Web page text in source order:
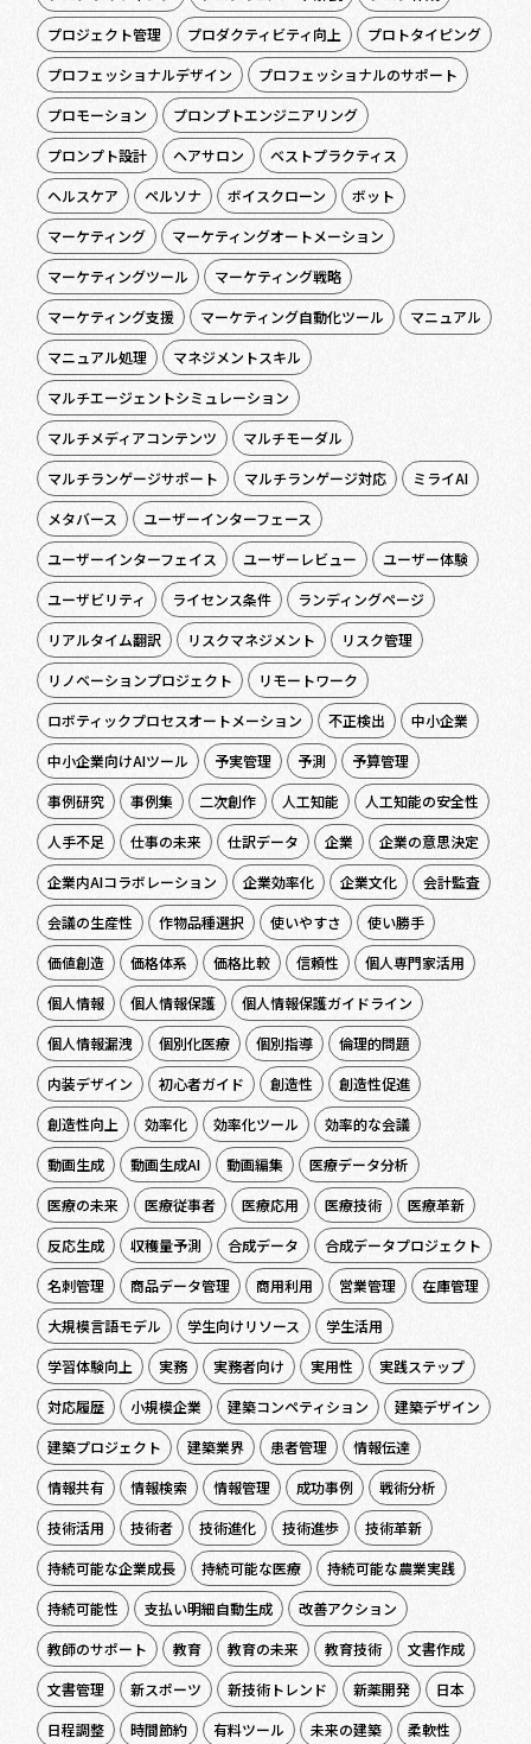
プロジェクト管理
プロダクティビティ向上
プロトタイピング
プロフェッショナルデザイン
プロフェッショナルのサポート
プロモーション
プロンプトエンジニアリング
プロンプト設計
ヘアサロン
ベストプラクティス
ヘルスケア
ペルソナ ボイスクローン
ボット
マーケティング
マーケティングオートメーション
マーケティングツール
マーケティング戦略
マーケティング支援
マーケティング自動化ツール
マニュアル
マニュアル処理
マネジメントスキル
マルチエージェントシミュレーション
マルチメディアコンテンツ
マルチモーダル
マルチランゲージサポート
マルチランゲージ対応
ミライAI
メタバース
ユーザーインターフェース
ユーザーインターフェイス
ユーザーレビュー
ユーザー体験
ユーザビリティ
ライセンス条件
ランディングページ
リアルタイム翻訳
リスクマネジメント
リスク管理
リノベーションプロジェクト
リモートワーク
ロボティックプロセスオートメーション
不正検出
中小企業
中小企業向けAIツール
予実管理 予測
予算管理
事例研究
事例集 二次創作 人工知能
人工知能の安全性
人手不足
仕事の未来 仕訳データ 企業
企業の意思決定
企業内AIコラボレーション
企業効率化 企業文化
会計監査
会議の生産性
作物品種選択 使いやすさ
使い勝手
価値創造
価格体系 価格比較 信頼性
個人専門家活用
個人情報
個人情報保護
個人情報保護ガイドライン
個人情報漏洩
個別化医療 個別指導
倫理的問題
内装デザイン
初心者ガイド 創造性
創造性促進
創造性向上
効率化 効率化ツール
効率的な会議
動画生成
動画生成AI 動画編集
医療データ分析
医療の未来
医療従事者 医療応用 医療技術
医療革新
反応生成
収穫量予測 合成データ
合成データプロジェクト
名刺管理
商品データ管理 商用利用 営業管理
在庫管理
大規模言語モデル
学生向けリソース
学生活用
学習体験向上
実務 実務者向け 実用性
実践ステップ
対応履歴
小規模企業 建築コンペティション
建築デザイン
建築プロジェクト
建築業界 患者管理
情報伝達
情報共有
情報検索 情報管理 成功事例
戦術分析
技術活用
技術者 技術進化 技術進歩
技術革新
持続可能な企業成長
持続可能な医療
持続可能な農業実践
持続可能性
支払い明細自動生成
改善アクション
教師のサポート
教育 教育の未来 教育技術
文書作成
文書管理
新スポーツ 新技術トレンド 新薬開発
日本
日程調整
時間節約 有料ツール 未来の建築 柔軟性